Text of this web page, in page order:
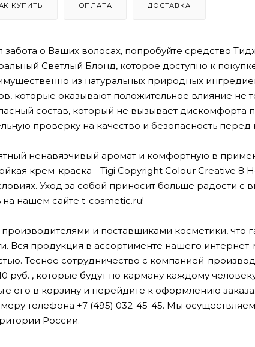
КУПИТЬ ОПЛАТА ДОСТАВКА
о Ваших волосах, попробуйте средство
Светлый Блонд, которое доступно к
из натуральных природных
которые оказывают положительное влияние не
состав, который не вызывает дискомфорта
проверку на качество и безопасность перед
ненавязчивый аромат и комфортную в
крем-краска - Tigi Copyright Colour Creative
Уход за собой приносит больше радости с
нашем сайте t-cosmetic.ru!
и поставщиками косметики, что
Вся продукция в ассортименте нашего интернет-
Тесное сотрудничество с компанией-
руб. , которые будут по карману каждому
его в корзину и перейдите к оформлению заказа.
телефона +7 (495) 032-45-45. Мы
России.